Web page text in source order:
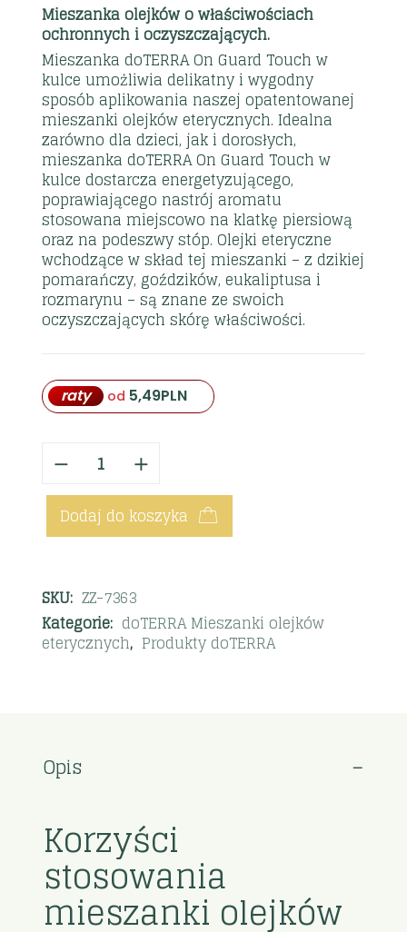
Mieszanka olejków o właściwościach
ochronnych i oczyszczających.
Mieszanka doTERRA On Guard Touch w
kulce umożliwia delikatny i wygodny
sposób aplikowania naszej opatentowanej
mieszanki olejków eterycznych. Idealna
zarówno dla dzieci, jak i dorosłych,
mieszanka doTERRA On Guard Touch w
kulce dostarcza energetyzującego,
poprawiającego nastrój aromatu
stosowana miejscowo na klatkę piersiową
oraz na podeszwy stóp. Olejki eteryczne
wchodzące w skład tej mieszanki – z dzikiej
pomarańczy, goździków, eukaliptusa i
rozmarynu – są znane ze swoich
oczyszczających skórę właściwości.
raty od 5,49PLN
Dodaj do koszyka
SKU: ZZ-7363
Kategorie: doTERRA Mieszanki olejków
eterycznych, Produkty doTERRA
Opis
Korzyści
stosowania
mieszanki olejków